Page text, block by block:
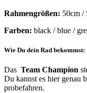
Rahmengrößen: 50cm /
Farben: black / blue /
Wie Du dein Rad bekommst:
Das Team Champion
Du kannst es hier genau
probefahren.